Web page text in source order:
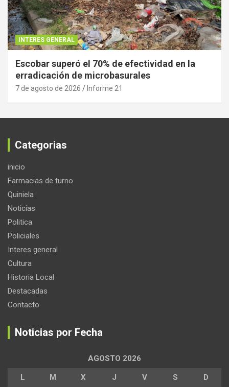
INTERES GENERAL
Escobar superó el 70% de efectividad en la
erradicación de microbasurales
7 de agosto de 2026 Informe 21
Categorias
inicio
Farmacias de turno
Quiniela
Noticias
Politica
Policiales
Interes general
Cultura
Historia Local
Destacadas
Contacto
Noticias por Fecha
AGOSTO 2026
L M X J V S D